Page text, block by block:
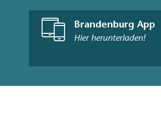
Brandenburg App
Hier herunterladen!